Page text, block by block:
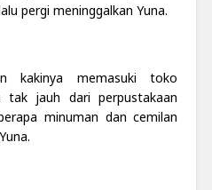
pergi meninggalkan Yuna.
kakinya memasuki toko
tak jauh dari perpustakaan
minuman dan cemilan